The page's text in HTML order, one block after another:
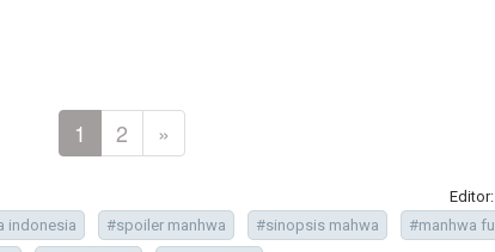
1 2 »
Editor:
indonesia #spoiler manhwa #sinopsis mahwa
#manhwa full